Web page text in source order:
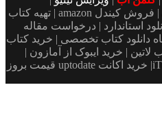
دانلود مقاله | خرید کتاب آمازون | فروش کیندل amazon | تهیه کتاب
استاندارد | درخواست مقاله
دانلود کتاب تخصصی | خرید کتاب
| خرید ایبوک از آمازون |
پسورد دانشگاه | اکانت iThenticate| خريد اكانت uptodate قیمت بروز